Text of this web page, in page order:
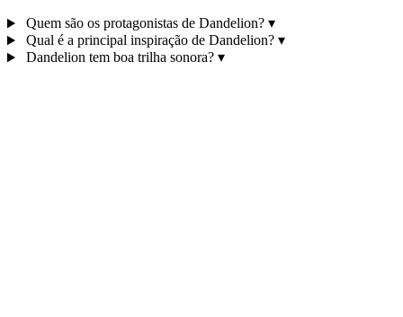
Quem são os protagonistas de Dandelion? ▾
Qual é a principal inspiração de Dandelion? ▾
Dandelion tem boa trilha sonora? ▾